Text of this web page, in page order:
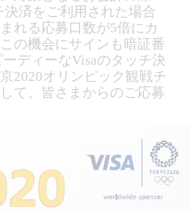
決済をご利用された場合
れる応募口数が5倍にカ
の機会にサインも暗証番
ディーなVisaのタッチ決
2020オリンピック観戦チ
て、皆さまからのご応募